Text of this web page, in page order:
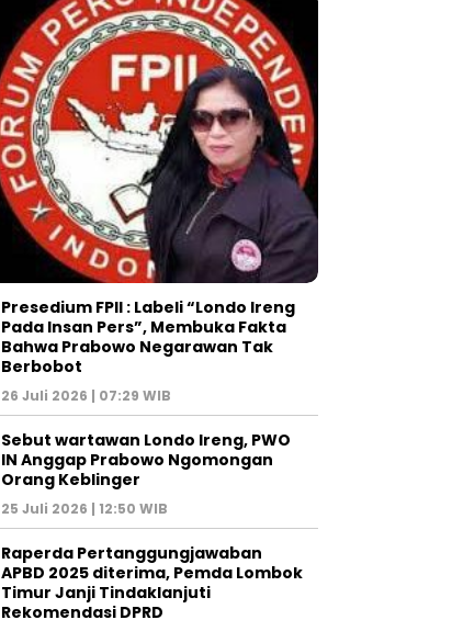
Presedium FPII : Labeli “Londo Ireng
Pada Insan Pers”, Membuka Fakta
Bahwa Prabowo Negarawan Tak
Berbobot
26 Juli 2026 | 07:29 WIB
Sebut wartawan Londo Ireng, PWO
IN Anggap Prabowo Ngomongan
Orang Keblinger
25 Juli 2026 | 12:50 WIB
Raperda Pertanggungjawaban
APBD 2025 diterima, Pemda Lombok
Timur Janji Tindaklanjuti
Rekomendasi DPRD